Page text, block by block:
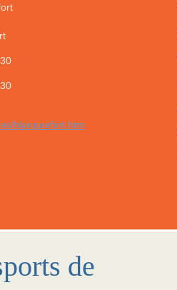
blanquefort.htm
de